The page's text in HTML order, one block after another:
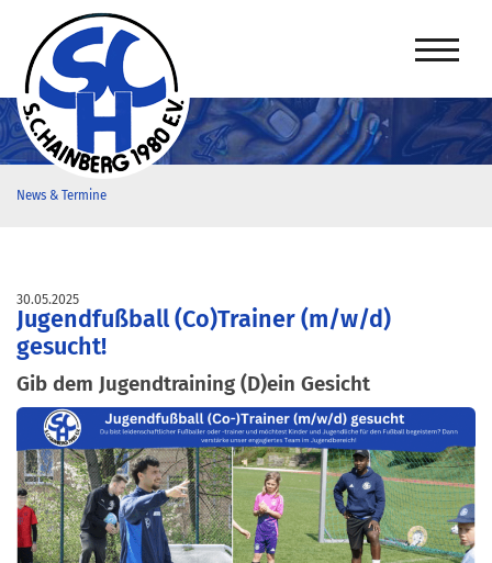
News & Termine
30.05.2025
Jugendfußball (Co)Trainer (m/w/d)
gesucht!
Gib dem Jugendtraining (D)ein Gesicht